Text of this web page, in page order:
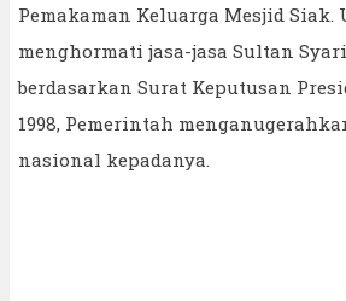
Pemakaman Keluarga Mesjid Siak.
menghormati jasa-jasa Sultan
berdasarkan Surat Keputusan
1998, Pemerintah
nasional kepadanya.